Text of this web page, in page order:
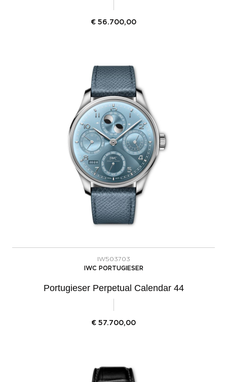
€ 56.700,00
IW503703
IWC PORTUGIESER
Portugieser Perpetual Calendar 44
€ 57.700,00